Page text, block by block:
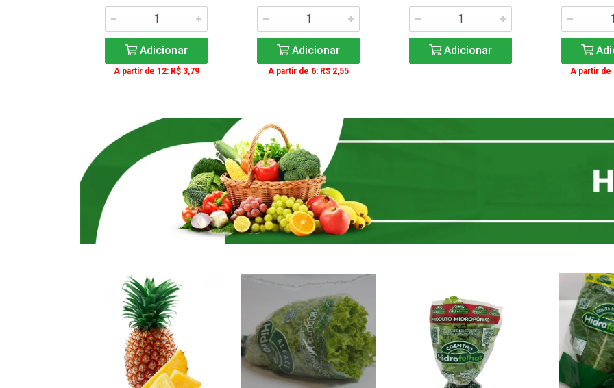
Adicionar
A partir de 12: R$ 3,79
Adicionar
A partir de 6: R$ 2,55
Adicionar
A partir de